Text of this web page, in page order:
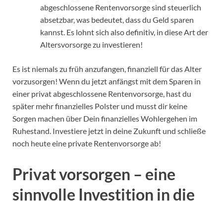
abgeschlossene Rentenvorsorge sind steuerlich
absetzbar, was bedeutet, dass du Geld sparen
kannst. Es lohnt sich also definitiv, in diese Art der
Altersvorsorge zu investieren!
Es ist niemals zu früh anzufangen, finanziell für das Alter
vorzusorgen! Wenn du jetzt anfängst mit dem Sparen in
einer privat abgeschlossene Rentenvorsorge, hast du
später mehr finanzielles Polster und musst dir keine
Sorgen machen über Dein finanzielles Wohlergehen im
Ruhestand. Investiere jetzt in deine Zukunft und schließe
noch heute eine private Rentenvorsorge ab!
Privat vorsorgen – eine
sinnvolle Investition in die